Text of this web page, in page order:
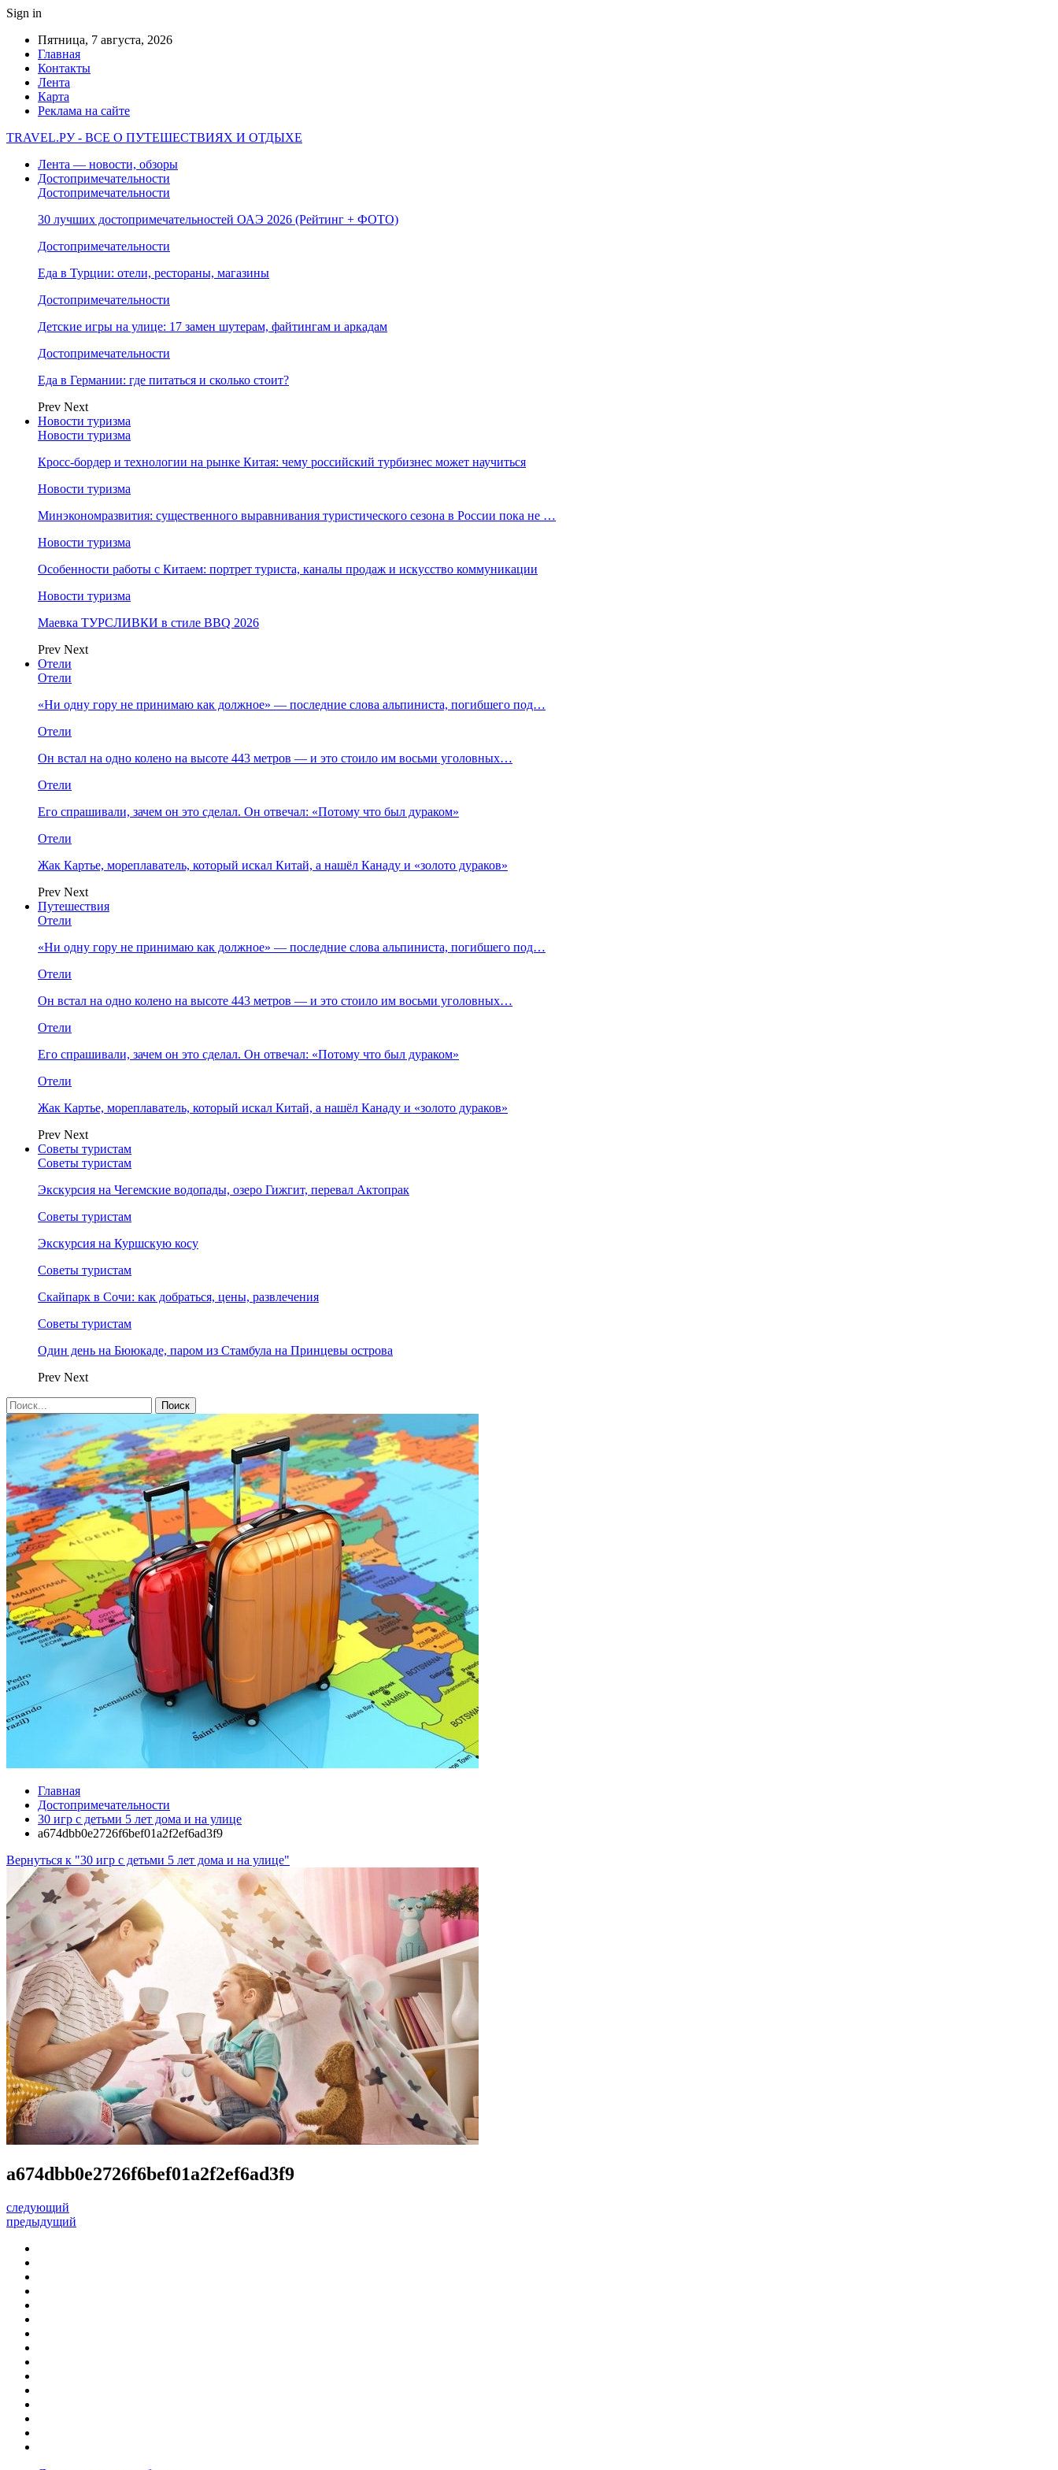
Sign in
Пятница, 7 августа, 2026
Главная
Контакты
Лента
Карта
Реклама на сайте
TRAVEL.РУ - ВСЕ О ПУТЕШЕСТВИЯХ И ОТДЫХЕ
Лента — новости, обзоры
Достопримечательности
Достопримечательности
30 лучших достопримечательностей ОАЭ 2026 (Рейтинг + ФОТО)
Достопримечательности
Еда в Турции: отели, рестораны, магазины
Достопримечательности
Детские игры на улице: 17 замен шутерам, файтингам и аркадам
Достопримечательности
Еда в Германии: где питаться и сколько стоит?
Prev Next
Новости туризма
Новости туризма
Кросс-бордер и технологии на рынке Китая: чему российский турбизнес может научиться
Новости туризма
Минэкономразвития: существенного выравнивания туристического сезона в России пока не …
Новости туризма
Особенности работы с Китаем: портрет туриста, каналы продаж и искусство коммуникации
Новости туризма
Маевка ТУРСЛИВКИ в стиле BBQ 2026
Prev Next
Отели
Отели
«Ни одну гору не принимаю как должное» — последние слова альпиниста, погибшего под…
Отели
Он встал на одно колено на высоте 443 метров — и это стоило им восьми уголовных…
Отели
Его спрашивали, зачем он это сделал. Он отвечал: «Потому что был дураком»
Отели
Жак Картье, мореплаватель, который искал Китай, а нашёл Канаду и «золото дураков»
Prev Next
Путешествия
Отели
«Ни одну гору не принимаю как должное» — последние слова альпиниста, погибшего под…
Отели
Он встал на одно колено на высоте 443 метров — и это стоило им восьми уголовных…
Отели
Его спрашивали, зачем он это сделал. Он отвечал: «Потому что был дураком»
Отели
Жак Картье, мореплаватель, который искал Китай, а нашёл Канаду и «золото дураков»
Prev Next
Советы туристам
Советы туристам
Экскурсия на Чегемские водопады, озеро Гижгит, перевал Актопрак
Советы туристам
Экскурсия на Куршскую косу
Советы туристам
Скайпарк в Сочи: как добраться, цены, развлечения
Советы туристам
Один день на Бююкаде, паром из Стамбула на Принцевы острова
Prev Next
Главная
Достопримечательности
30 игр с детьми 5 лет дома и на улице
a674dbb0e2726f6bef01a2f2ef6ad3f9
Вернуться к "30 игр с детьми 5 лет дома и на улице"
a674dbb0e2726f6bef01a2f2ef6ad3f9
следующий
предыдущий